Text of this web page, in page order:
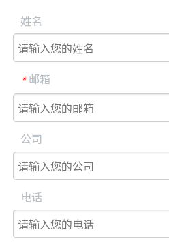
姓名
* 邮箱
公司
电话